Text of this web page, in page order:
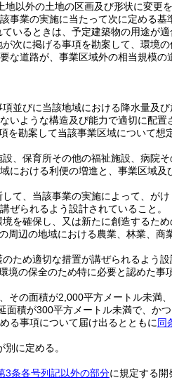
以外の土地の区画及び形状に変更
業の実施に当たって次に定める基
いるときは、予定建築物の用途が適
次に掲げる事項を勘案して、環境
道路が、事業区域外の相当規模の
項並びに当該地域における降水量及
ような構造及び能力で適切に配置
を勘案して当該事業区域について
、保育所その他の福祉施設、病院
における利便の増進と、事業区域
て、当該事業の実施によって、が
ぜられるよう設計されていること。
を確保し、又は新たに創造するた
周辺の地域における農業、林業、
ため適切な措置が講ぜられるよう設
境の保全のため特に必要と認めた事
その面積が2,000平方メートル未満
積が300平方メートル未満で、か
る事項について届け出るとともに同
に定める。
3条各号列記以外の部分に規定する開